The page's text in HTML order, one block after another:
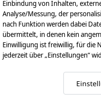
Einbindung von Inhalten,
Analyse/Messung, der
nach Funktion werden dabei
übermittelt, in denen kein
Einwilligung ist freiwillig, für die
jederzeit über „Einstellungen“